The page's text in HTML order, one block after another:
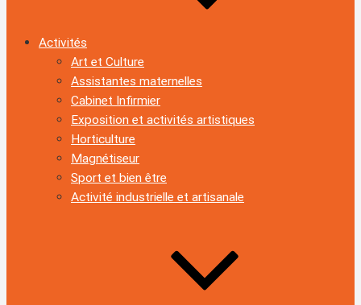
Activités
Art et Culture
Assistantes maternelles
Cabinet Infirmier
Exposition et activités artistiques
Horticulture
Magnétiseur
Sport et bien être
Activité industrielle et artisanale